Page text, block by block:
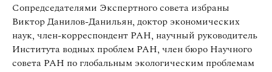
Сопредседателями Экспертного совета избраны
Виктор Данилов-Данильян, доктор экономических
наук, член-корреспондент РАН, научный руководитель
Института водных проблем РАН, член бюро Научного
совета РАН по глобальным экологическим проблемам